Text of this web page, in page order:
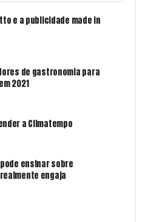
e a publicidade made in
de gastronomia para
2021
a Climatempo
ensinar sobre
engaja